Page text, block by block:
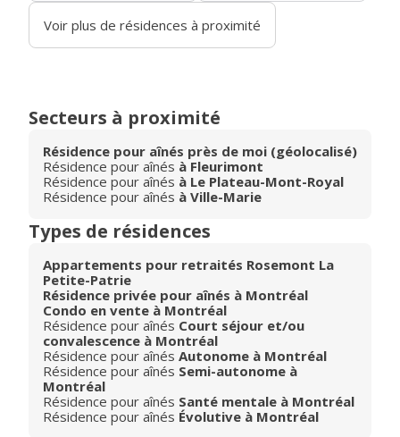
Voir plus de résidences à proximité
Secteurs à proximité
Résidence pour aînés près de moi (géolocalisé)
Résidence pour aînés à Fleurimont
Résidence pour aînés à Le Plateau-Mont-Royal
Résidence pour aînés à Ville-Marie
Types de résidences
Appartements pour retraités Rosemont La
Petite-Patrie
Résidence privée pour aînés à Montréal
Condo en vente à Montréal
Résidence pour aînés Court séjour et/ou
convalescence à Montréal
Résidence pour aînés Autonome à Montréal
Résidence pour aînés Semi-autonome à
Montréal
Résidence pour aînés Santé mentale à Montréal
Résidence pour aînés Évolutive à Montréal